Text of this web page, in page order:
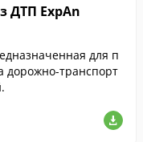
ДТП ExpAn
для п
дорожно-транспорт